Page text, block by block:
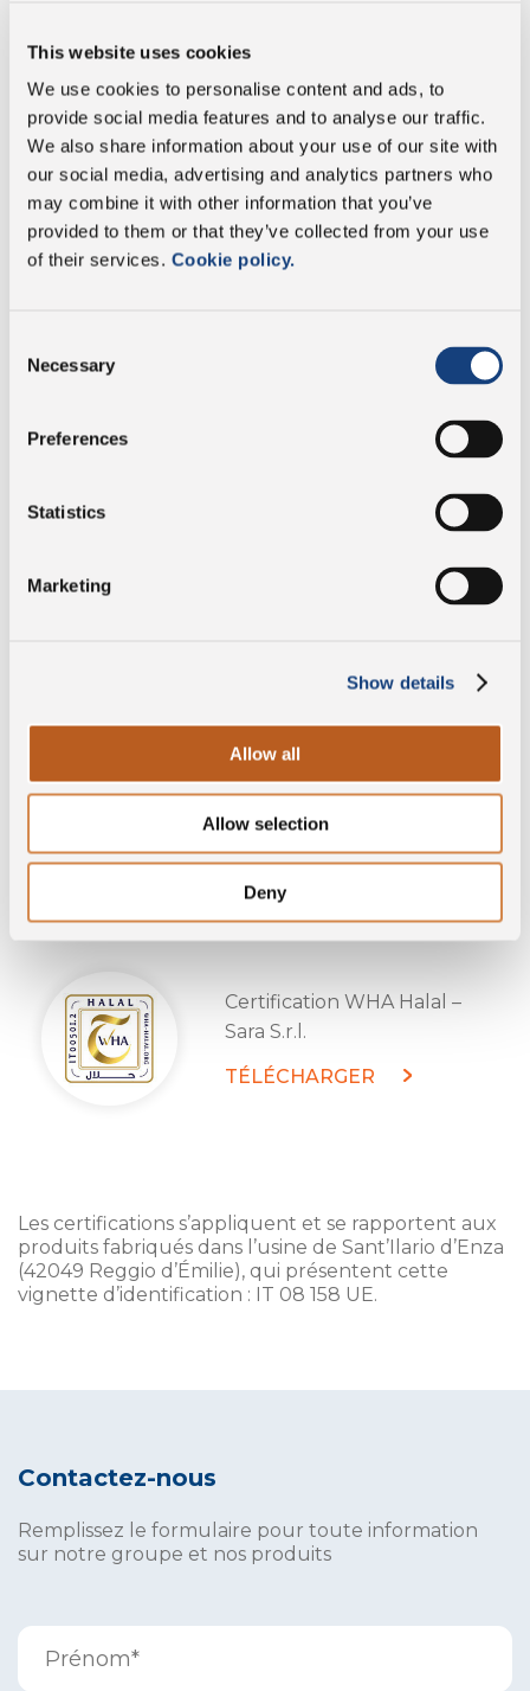
This website uses cookies
We use cookies to personalise content and ads, to
provide social media features and to analyse our traffic.
We also share information about your use of our site with
our social media, advertising and analytics partners who
may combine it with other information that you’ve
provided to them or that they’ve collected from your use
of their services. Cookie policy.
Selection
Necessary
Preferences
Statistics
Marketing
Show details
Allow all
Allow selection
Deny
Certification UNI EN ISO
22005:2008 Traçabilité
Certification WHA Halal –
Dalter Alimentarsi S.p.A.
Certification WHA Halal –
Colline di Canossa S.r.l.
TÉLÉCHARGER
Certification WHA Halal –
Sara S.r.l.
TÉLÉCHARGER
Les certifications s’appliquent et se rapportent aux
produits fabriqués dans l’usine de Sant’Ilario d’Enza
(42049 Reggio d’Émilie), qui présentent cette
vignette d’identification : IT 08 158 UE.
Contactez-nous
Remplissez le formulaire pour toute information
sur notre groupe et nos produits